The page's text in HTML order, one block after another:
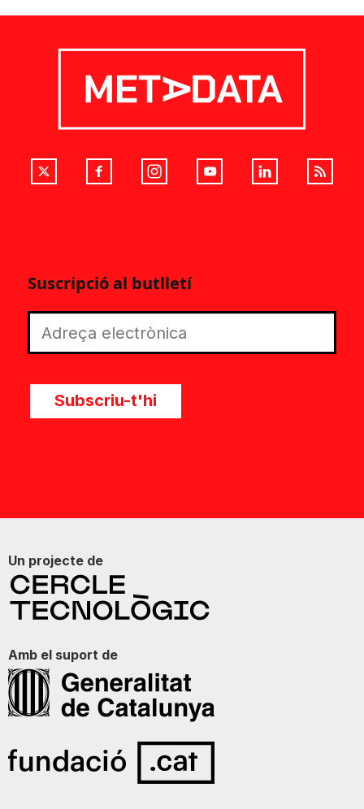
Suscripció al butlletí
Subscriu-t'hi
Un projecte de
Amb el suport de